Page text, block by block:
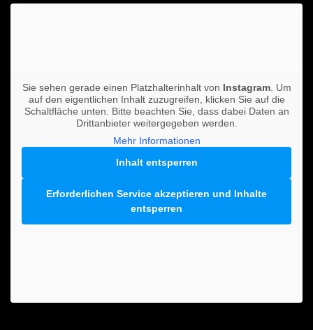
Sie sehen gerade einen Platzhalterinhalt von Instagram. Um
auf den eigentlichen Inhalt zuzugreifen, klicken Sie auf die
Schaltfläche unten. Bitte beachten Sie, dass dabei Daten an
Drittanbieter weitergegeben werden.
Mehr Informationen
Inhalt entsperren
Erforderlichen Service akzeptieren und Inhalte
entsperren